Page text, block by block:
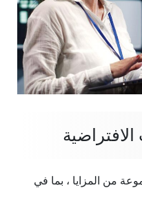
من المزايا ، بما في